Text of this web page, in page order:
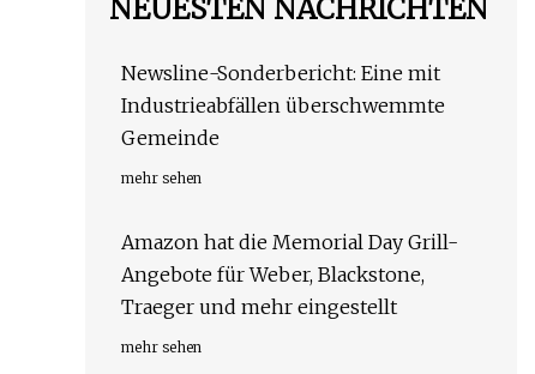
NEUESTEN NACHRICHTEN
Newsline-Sonderbericht: Eine mit
Industrieabfällen überschwemmte
Gemeinde
mehr sehen
Amazon hat die Memorial Day Grill-
Angebote für Weber, Blackstone,
Traeger und mehr eingestellt
mehr sehen